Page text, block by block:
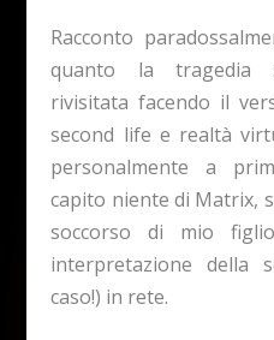
Racconto
quanto la tragedia
rivisitata facendo il
second life e realtà
personalmente a
capito niente di Matrix,
soccorso di mio
interpretazione della
caso!) in rete.